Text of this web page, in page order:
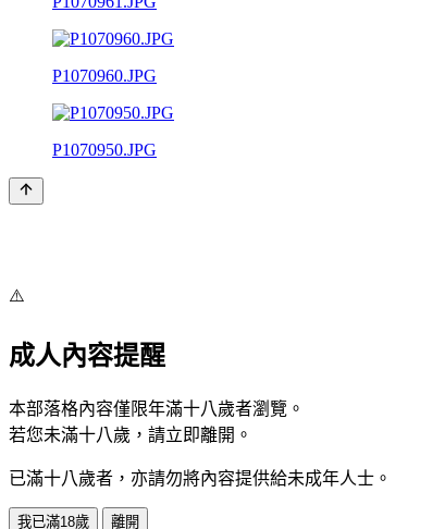
P1070960.JPG
P1070950.JPG
⚠️
成人內容提醒
本部落格內容僅限年滿十八歲者瀏覽。
若您未滿十八歲，請立即離開。
已滿十八歲者，亦請勿將內容提供給未成年人士。
我已滿18歲 離開